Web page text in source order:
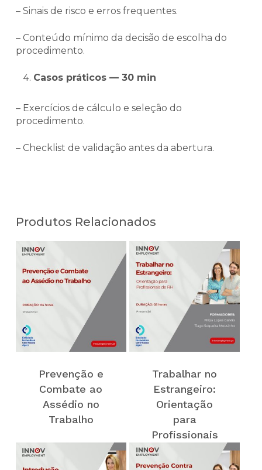
– Sinais de risco e erros frequentes.
– Conteúdo mínimo da decisão de escolha do
procedimento.
Casos práticos — 30 min
– Exercícios de cálculo e seleção do
procedimento.
– Checklist de validação antes da abertura.
Produtos Relacionados
Prevenção e
Combate ao
Assédio no
Trabalho
Trabalhar no
Estrangeiro:
Orientação
para
Profissionais